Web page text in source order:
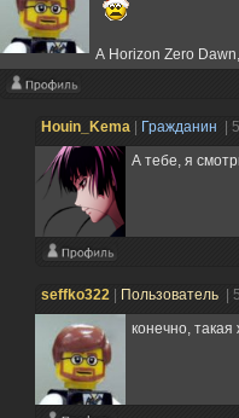
А Horizon Zero
Houin_Kema Гражданин |
А тебе, я
seffko322 Пользователь |
конечно,